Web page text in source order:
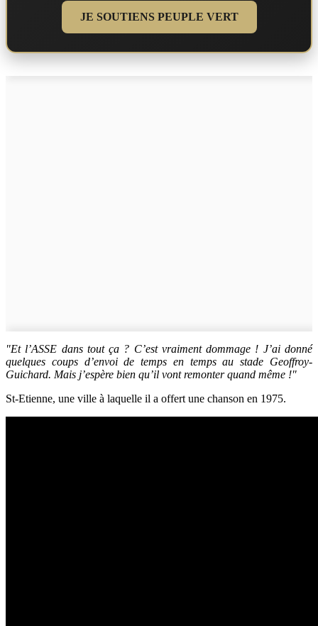
JE SOUTIENS PEUPLE VERT
"Et l’ASSE dans tout ça ? C’est vraiment dommage ! J’ai donné
quelques coups d’envoi de temps en temps au stade Geoffroy-
Guichard. Mais j’espère bien qu’il vont remonter quand même !"
St-Etienne, une ville à laquelle il a offert une chanson en 1975.